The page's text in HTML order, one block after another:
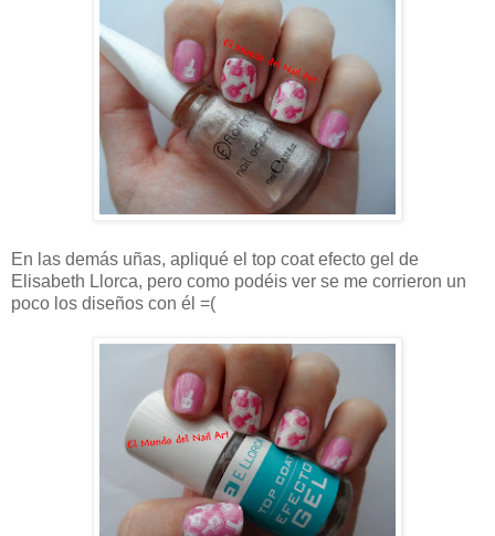
En las demás uñas, apliqué el top coat efecto gel de
Elisabeth Llorca, pero como podéis ver se me corrieron un
poco los diseños con él =(